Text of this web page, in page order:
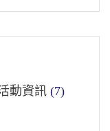
動資訊 (7)